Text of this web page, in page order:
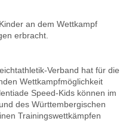
an dem Wettkampf
erbracht.
Verband hat für die
Wettkampfmöglichkeit
Speed-Kids können im
des Württembergischen
Trainingswettkämpfen